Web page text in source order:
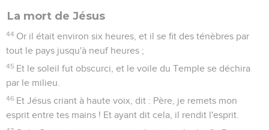
La mort de Jésus
44 Or il était environ six heures, et il se fit des ténèbres par
tout le pays jusqu'à neuf heures ;
45 Et le soleil fut obscurci, et le voile du Temple se déchira
par le milieu.
46 Et Jésus criant à haute voix, dit : Père, je remets mon
esprit entre tes mains ! Et ayant dit cela, il rendit l'esprit.